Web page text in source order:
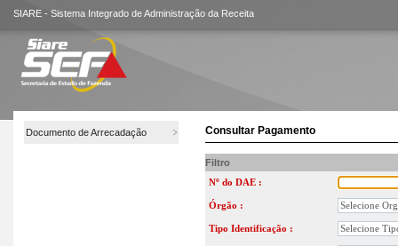
SIARE - Sistema Integrado de Administração da Receita
Documento de Arrecadação Consultar Pagamento
Filtro
Nº do DAE :
Órgão :
Tipo Identificação :